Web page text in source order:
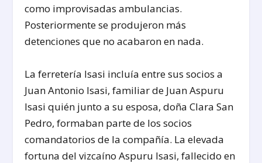
como improvisadas ambulancias.
Posteriormente se produjeron más
detenciones que no acabaron en nada.
La ferretería Isasi incluía entre sus socios a
Juan Antonio Isasi, familiar de Juan Aspuru
Isasi quién junto a su esposa, doña Clara San
Pedro, formaban parte de los socios
comandatorios de la compañía. La elevada
fortuna del vizcaíno Aspuru Isasi, fallecido en